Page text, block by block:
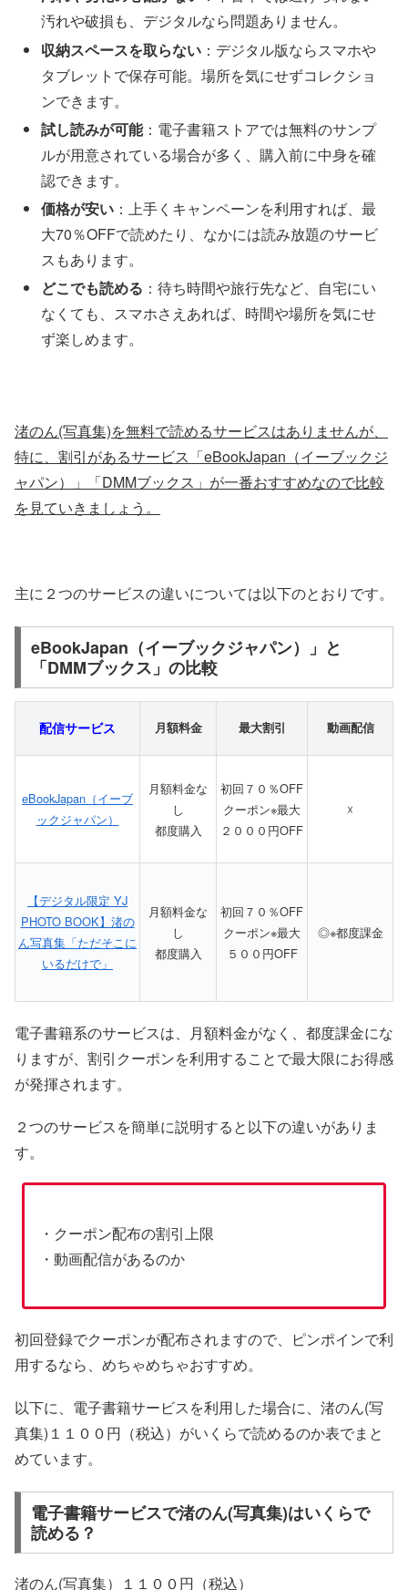
汚れや破損も、デジタルなら問題ありません。
収納スペースを取らない ：デジタル版ならスマホや
タブレットで保存可能。場所を気にせずコレクショ
ンできます。
試し読みが可能：電子書籍ストアでは無料のサンプ
ルが用意されている場合が多く、購入前に中身を確
認できます。
価格が安い ：上手くキャンペーンを利用すれば、最
大70％OFFで読めたり、なかには読み放題のサービ
スもあります。
どこでも読める ：待ち時間や旅行先など、自宅にい
なくても、スマホさえあれば、時間や場所を気にせ
ず楽しめます。
渚のん(写真集)を無料で読めるサービスはありませんが、
特に、割引があるサービス「eBookJapan（イーブックジ
ャパン）」「DMMブックス」が一番おすすめなので比較
を見ていきましょう。
主に２つのサービスの違いについては以下のとおりです。
eBookJapan（イーブックジャパン）」と
「DMMブックス」の比較
配信サービス 月額料金 最大割引 動画配信
eBookJapan（イーブ
ックジャパン）
月額料金な
し
都度購入
初回７０％OFF
クーポン※最大
２０００円OFF
☓
【デジタル限定 YJ
PHOTO BOOK】渚の
ん写真集「ただそこに
いるだけで」
月額料金な
し
都度購入
初回７０％OFF
クーポン※最大
５００円OFF
◎※都度課金
電子書籍系のサービスは、月額料金がなく、都度課金にな
りますが、割引クーポンを利用することで最大限にお得感
が発揮されます。
２つのサービスを簡単に説明すると以下の違いがありま
す。
・クーポン配布の割引上限
・動画配信があるのか
初回登録でクーポンが配布されますので、ピンポインで利
用するなら、めちゃめちゃおすすめ。
以下に、電子書籍サービスを利用した場合に、渚のん(写
真集)１１００円（税込）がいくらで読めるのか表でまと
めています。
電子書籍サービスで渚のん(写真集)はいくらで
読める？
渚のん(写真集）１１００円（税込）